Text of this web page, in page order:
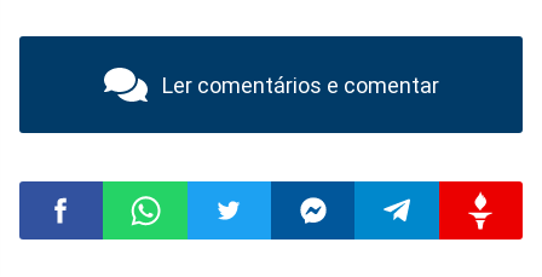
Ler comentários e comentar